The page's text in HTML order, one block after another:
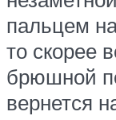
пальцем
то скорее
брюшной
вернется